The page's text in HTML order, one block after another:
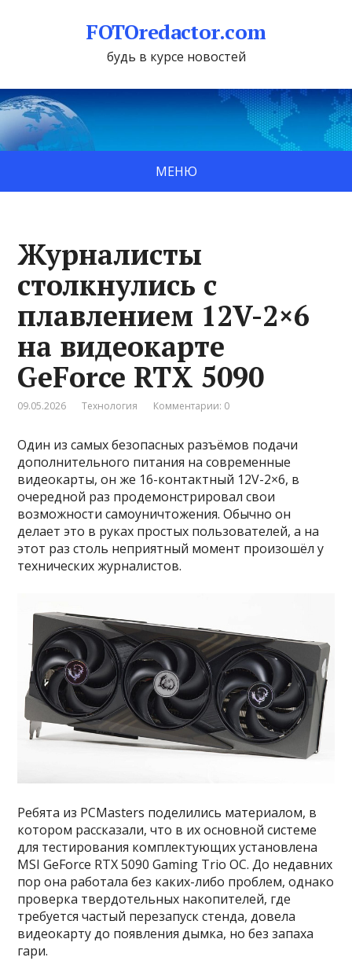
FOTOredactor.com
будь в курсе новостей
МЕНЮ
Журналисты
столкнулись с
плавлением 12V-2×6
на видеокарте
GeForce RTX 5090
09.05.2026 Технология Комментарии: 0
Один из самых безопасных разъёмов подачи
дополнительного питания на современные
видеокарты, он же 16-контактный 12V-2×6, в
очередной раз продемонстрировал свои
возможности самоуничтожения. Обычно он
делает это в руках простых пользователей, а на
этот раз столь неприятный момент произошёл у
технических журналистов.
Ребята из PCMasters поделились материалом, в
котором рассказали, что в их основной системе
для тестирования комплектующих установлена
MSI GeForce RTX 5090 Gaming Trio OC. До недавних
пор она работала без каких-либо проблем, однако
проверка твердотельных накопителей, где
требуется частый перезапуск стенда, довела
видеокарту до появления дымка, но без запаха
гари.